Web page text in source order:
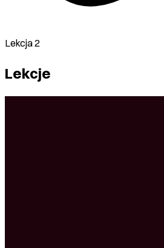
Lekcja 2
Lekcje